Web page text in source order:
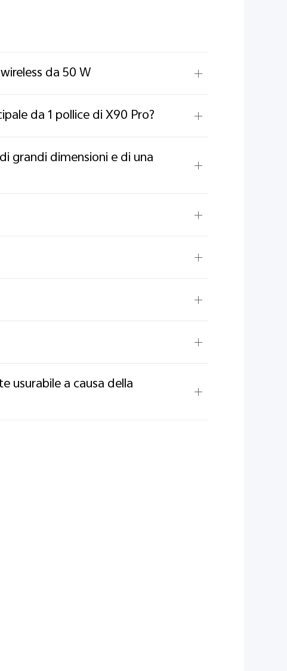
da 50 W
da 1 pollice di X90 Pro?
grandi dimensioni e di una
usurabile a causa della